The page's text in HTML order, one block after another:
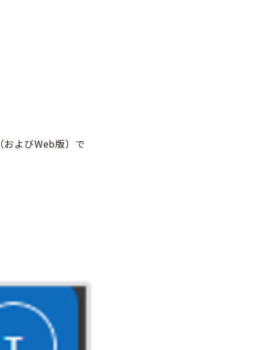
よびWeb版）で